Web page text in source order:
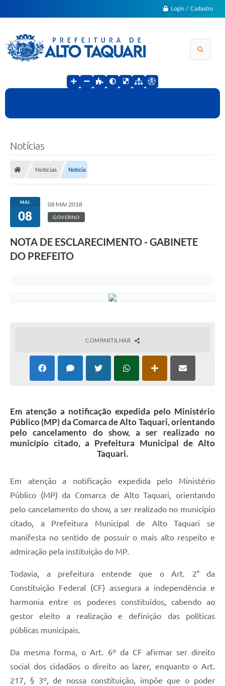
Login / Cadastro
Notícias
Notícias Notícia
MAI
08
08 MAI 2018
GOVERNO
NOTA DE ESCLARECIMENTO - GABINETE
DO PREFEITO
COMPARTILHAR
Em atenção a notificação expedida pelo Ministério
Público (MP) da Comarca de Alto Taquari, orientando
pelo cancelamento do show, a ser realizado no
município citado, a Prefeitura Municipal de Alto
Taquari.
Em atenção a notificação expedida pelo Ministério
Público (MP) da Comarca de Alto Taquari, orientando
pelo cancelamento do show, a ser realizado no município
citado, a Prefeitura Municipal de Alto Taquari se
manifesta no sentido de possuir o mais alto respeito e
admiração pela instituição do MP.
Todavia, a prefeitura entende que o Art. 2° da
Constituição Federal (CF) assegura a independência e
harmonia entre os poderes constituídos, cabendo ao
gestor eleito a realização e definição das políticas
públicas municipais.
Da mesma forma, o Art. 6º da CF afirmar ser direito
social dos cidadãos o direito ao lazer, enquanto o Art.
217, § 3º, de nossa constituição, impõe que o poder